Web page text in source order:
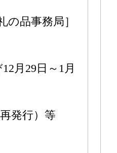
品事務局］
月29日～1月
発行）等